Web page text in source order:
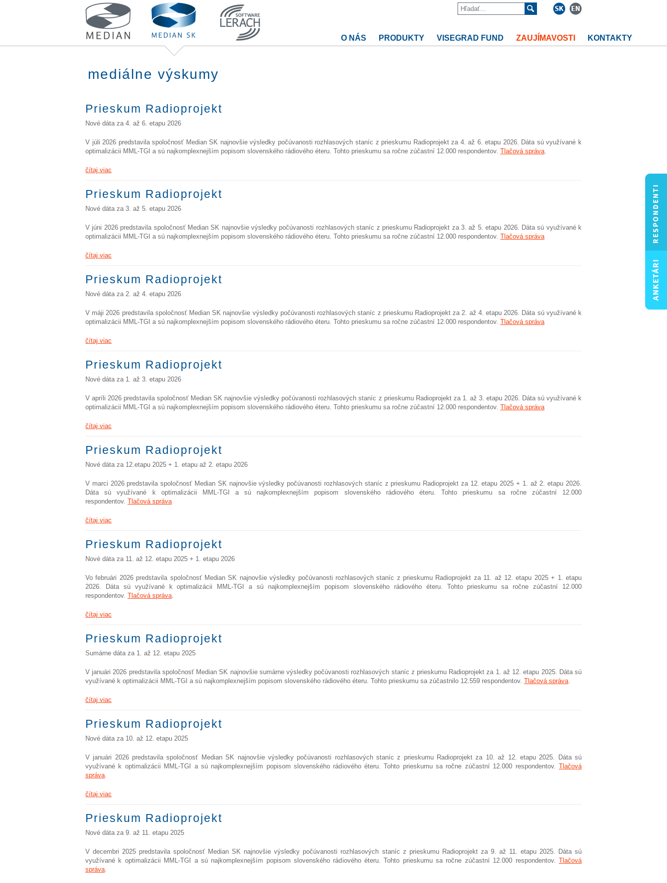
O NÁS PRODUKTY VISEGRAD FUND ZAUJÍMAVOSTI KONTAKTY
mediálne výskumy
Prieskum Radioprojekt
Nové dáta za 4. až 6. etapu 2026
V júli 2026 predstavila spoločnosť Median SK najnovšie výsledky počúvanosti rozhlasových staníc z prieskumu Radioprojekt za 4. až 6. etapu 2026. Dáta sú využívané k
optimalizácii MML-TGI a sú najkomplexnejším popisom slovenského rádiového éteru. Tohto prieskumu sa ročne zúčastní 12.000 respondentov. Tlačová správa.
čítaj viac
Prieskum Radioprojekt
Nové dáta za 3. až 5. etapu 2026
V júni 2026 predstavila spoločnosť Median SK najnovšie výsledky počúvanosti rozhlasových staníc z prieskumu Radioprojekt za 3. až 5. etapu 2026. Dáta sú využívané k
optimalizácii MML-TGI a sú najkomplexnejším popisom slovenského rádiového éteru. Tohto prieskumu sa ročne zúčastní 12.000 respondentov. Tlačová správa
čítaj viac
Prieskum Radioprojekt
Nové dáta za 2. až 4. etapu 2026
V máji 2026 predstavila spoločnosť Median SK najnovšie výsledky počúvanosti rozhlasových staníc z prieskumu Radioprojekt za 2. až 4. etapu 2026. Dáta sú využívané k
optimalizácii MML-TGI a sú najkomplexnejším popisom slovenského rádiového éteru. Tohto prieskumu sa ročne zúčastní 12.000 respondentov. Tlačová správa
čítaj viac
Prieskum Radioprojekt
Nové dáta za 1. až 3. etapu 2026
V apríli 2026 predstavila spoločnosť Median SK najnovšie výsledky počúvanosti rozhlasových staníc z prieskumu Radioprojekt za 1. až 3. etapu 2026. Dáta sú využívané k
optimalizácii MML-TGI a sú najkomplexnejším popisom slovenského rádiového éteru. Tohto prieskumu sa ročne zúčastní 12.000 respondentov. Tlačová správa
čítaj viac
Prieskum Radioprojekt
Nové dáta za 12.etapu 2025 + 1. etapu až 2. etapu 2026
V marci 2026 predstavila spoločnosť Median SK najnovšie výsledky počúvanosti rozhlasových staníc z prieskumu Radioprojekt za 12. etapu 2025 + 1. až 2. etapu 2026.
Dáta sú využívané k optimalizácii MML-TGI a sú najkomplexnejším popisom slovenského rádiového éteru. Tohto prieskumu sa ročne zúčastní 12.000
respondentov. Tlačová správa
čítaj viac
Prieskum Radioprojekt
Nové dáta za 11. až 12. etapu 2025 + 1. etapu 2026
Vo februári 2026 predstavila spoločnosť Median SK najnovšie výsledky počúvanosti rozhlasových staníc z prieskumu Radioprojekt za 11. až 12. etapu 2025 + 1. etapu
2026. Dáta sú využívané k optimalizácii MML-TGI a sú najkomplexnejším popisom slovenského rádiového éteru. Tohto prieskumu sa ročne zúčastní 12.000
respondentov. Tlačová správa.
čítaj viac
Prieskum Radioprojekt
Sumárne dáta za 1. až 12. etapu 2025
V januári 2026 predstavila spoločnosť Median SK najnovšie sumárne výsledky počúvanosti rozhlasových staníc z prieskumu Radioprojekt za 1. až 12. etapu 2025. Dáta sú
využívané k optimalizácii MML-TGI a sú najkomplexnejším popisom slovenského rádiového éteru. Tohto prieskumu sa zúčastnilo 12.559 respondentov. Tlačová správa.
čítaj viac
Prieskum Radioprojekt
Nové dáta za 10. až 12. etapu 2025
V januári 2026 predstavila spoločnosť Median SK najnovšie výsledky počúvanosti rozhlasových staníc z prieskumu Radioprojekt za 10. až 12. etapu 2025. Dáta sú
využívané k optimalizácii MML-TGI a sú najkomplexnejším popisom slovenského rádiového éteru. Tohto prieskumu sa ročne zúčastní 12.000 respondentov. Tlačová
správa.
čítaj viac
Prieskum Radioprojekt
Nové dáta za 9. až 11. etapu 2025
V decembri 2025 predstavila spoločnosť Median SK najnovšie výsledky počúvanosti rozhlasových staníc z prieskumu Radioprojekt za 9. až 11. etapu 2025. Dáta sú
využívané k optimalizácii MML-TGI a sú najkomplexnejším popisom slovenského rádiového éteru. Tohto prieskumu sa ročne zúčastní 12.000 respondentov. Tlačová
správa.